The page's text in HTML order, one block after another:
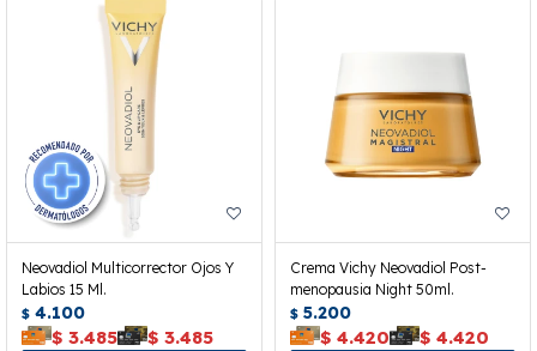
Neovadiol Multicorrector Ojos Y
Labios 15 Ml.
$ 4.100
$ 3.485 $ 3.485
Crema Vichy Neovadiol Post-
menopausia Night 50ml.
$ 5.200
$ 4.420 $ 4.420